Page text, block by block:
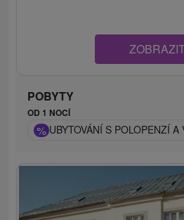
POBYTY
OD 1 NOCÍ
% UBYTOVÁNÍ S POLOPENZÍ